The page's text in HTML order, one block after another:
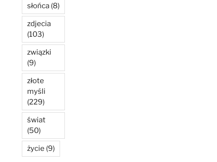
słońca (8)
zdjecia
(103)
związki
(9)
złote
myśli
(229)
świat
(50)
życie (9)